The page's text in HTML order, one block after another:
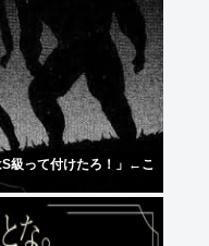
級って付けたろ！」←こ